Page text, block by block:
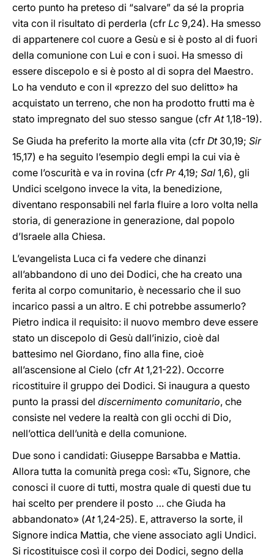
certo punto ha preteso di “salvare” da sé la propria
vita con il risultato di perderla (cfr Lc 9,24). Ha smesso
di appartenere col cuore a Gesù e si è posto al di fuori
della comunione con Lui e con i suoi. Ha smesso di
essere discepolo e si è posto al di sopra del Maestro.
Lo ha venduto e con il «prezzo del suo delitto» ha
acquistato un terreno, che non ha prodotto frutti ma è
stato impregnato del suo stesso sangue (cfrAt1,18-19).
Se Giuda ha preferito la morte alla vita (cfr Dt30,19; Sir
15,17) e ha seguito l’esempio degli empi la cui via è
come l’oscurità e va in rovina (cfr Pr4,19; Sal 1,6), gli
Undici scelgono invece la vita, la benedizione,
diventano responsabili nel farla fluire a loro volta nella
storia, di generazione in generazione, dal popolo
d’Israele alla Chiesa.
L’evangelista Luca ci fa vedere che dinanzi
all’abbandono di uno dei Dodici, che ha creato una
ferita al corpo comunitario, è necessario che il suo
incarico passi a un altro. E chi potrebbe assumerlo?
Pietro indica il requisito: il nuovo membro deve essere
stato un discepolo di Gesù dall’inizio, cioè dal
battesimo nel Giordano, fino alla fine, cioè
all’ascensione al Cielo (cfrAt1,21-22). Occorre
ricostituire il gruppo dei Dodici. Si inaugura a questo
punto la prassi del discernimento comunitario, che
consiste nel vedere la realtà con gli occhi di Dio,
nell’ottica dell’unità e della comunione.
Due sono i candidati: Giuseppe Barsabba e Mattia.
Allora tutta la comunità prega così: «Tu, Signore, che
conosci il cuore di tutti, mostra quale di questi due tu
hai scelto per prendere il posto … che Giuda ha
abbandonato» (At1,24-25). E, attraverso la sorte, il
Signore indica Mattia, che viene associato agli Undici.
Si ricostituisce così il corpo dei Dodici, segno della